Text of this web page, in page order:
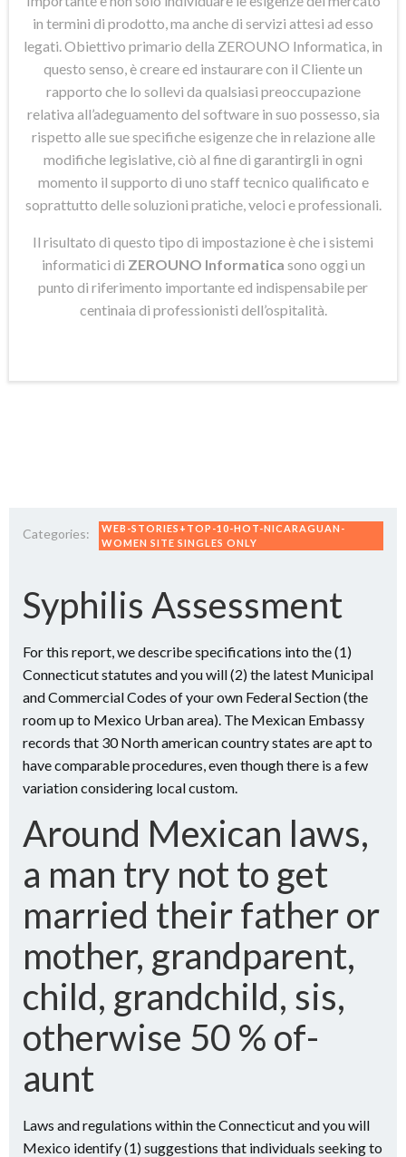
in termini di prodotto, ma anche di servizi attesi ad esso
legati. Obiettivo primario della ZEROUNO Informatica, in
questo senso, è creare ed instaurare con il Cliente un
rapporto che lo sollevi da qualsiasi preoccupazione
relativa all’adeguamento del software in suo possesso, sia
rispetto alle sue specifiche esigenze che in relazione alle
modifiche legislative, ciò al fine di garantirgli in ogni
momento il supporto di uno staff tecnico qualificato e
soprattutto delle soluzioni pratiche, veloci e professionali.
Il risultato di questo tipo di impostazione è che i sistemi
informatici di ZEROUNO Informatica sono oggi un
punto di riferimento importante ed indispensabile per
centinaia di professionisti dell’ospitalità.
Categories:
WEB-STORIES+TOP-10-HOT-NICARAGUAN-
WOMEN SITE SINGLES ONLY
Syphilis Assessment
For this report, we describe specifications into the (1)
Connecticut statutes and you will (2) the latest Municipal
and Commercial Codes of your own Federal Section (the
room up to Mexico Urban area). The Mexican Embassy
records that 30 North american country states are apt to
have comparable procedures, even though there is a few
variation considering local custom.
Around Mexican laws,
a man try not to get
married their father or
mother, grandparent,
child, grandchild, sis,
otherwise 50 % of-
aunt
Laws and regulations within the Connecticut and you will
Mexico identify (1) suggestions that individuals seeking to